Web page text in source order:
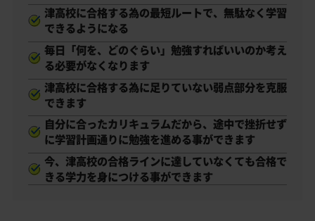
津高校に合格する為の最短ルートで、無駄なく学習
できるようになる
毎日「何を、どのぐらい」勉強すればいいのか考え
る必要がなくなります
津高校に合格する為に足りていない弱点部分を克服
できます
自分に合ったカリキュラムだから、途中で挫折せず
に学習計画通りに勉強を進める事ができます
今、津高校の合格ラインに達していなくても合格で
きる学力を身につける事ができます